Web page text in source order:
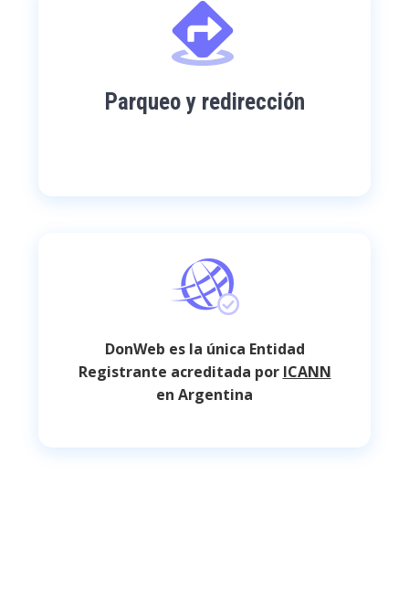
Parqueo y redirección
DonWeb es la única Entidad
Registrante acreditada por ICANN
en Argentina